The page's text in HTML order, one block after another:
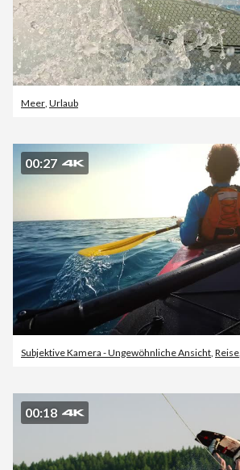
Meer Urlaub
00:27
Subjektive Kamera - Ungewöhnliche Ansicht Reise
00:18